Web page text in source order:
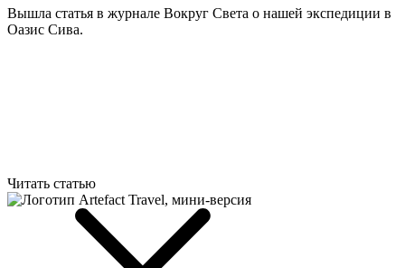
Вышла статья в журнале Вокруг Света о нашей экспедиции в
Оазис Сива.
Читать статью